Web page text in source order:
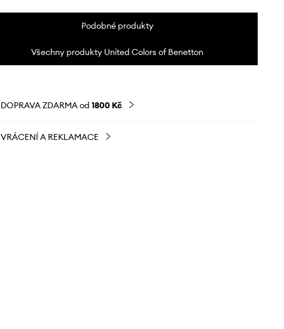
Podobné produkty
Všechny produkty United Colors of Benetton
DOPRAVA ZDARMA od 1800 Kč
VRÁCENÍ A REKLAMACE